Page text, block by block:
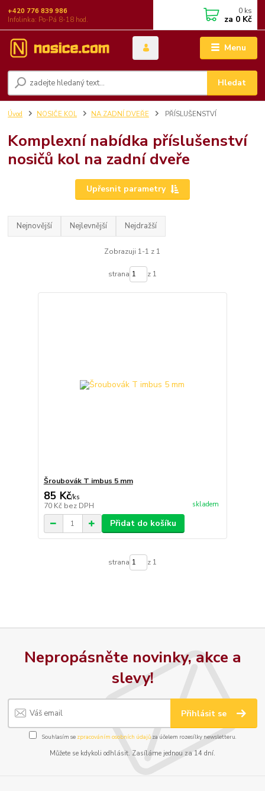
Menu
Hledat
+420 776 839 986
Infolinka: Po-Pá 8-18 hod.
0 ks
za 0 Kč
Úvod NOSIČE KOL NA ZADNÍ DVEŘE PŘÍSLUŠENSTVÍ
Komplexní nabídka příslušenství
nosičů kol na zadní dveře
Upřesnit parametry
Nejnovější Nejlevnější Nejdražší
Zobrazuji 1-1 z 1
strana z 1
Šroubovák T imbus 5 mm
85 Kč/ks
70 Kč bez DPH skladem
Přidat do košíku
strana z 1
Nepropásněte novinky, akce a
slevy!
Přihlásit se
Souhlasím se zpracováním osobních údajůza účelem rozesílky newsletteru.
Můžete se kdykoli odhlásit. Zasíláme jednou za 14 dní.